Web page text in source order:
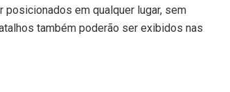
em qualquer lugar, sem
também poderão ser exibidos nas